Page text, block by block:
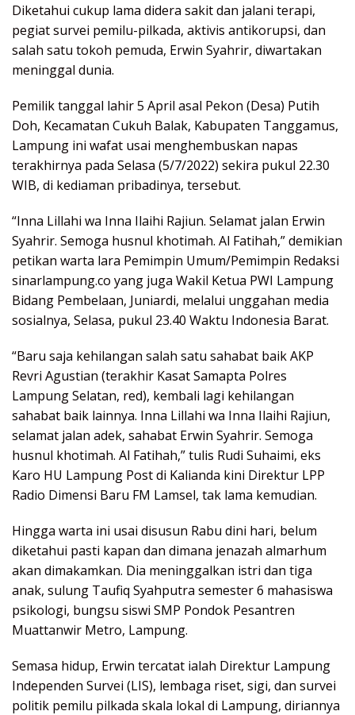
Diketahui cukup lama didera sakit dan jalani terapi,
pegiat survei pemilu-pilkada, aktivis antikorupsi, dan
salah satu tokoh pemuda, Erwin Syahrir, diwartakan
meninggal dunia.
Pemilik tanggal lahir 5 April asal Pekon (Desa) Putih
Doh, Kecamatan Cukuh Balak, Kabupaten Tanggamus,
Lampung ini wafat usai menghembuskan napas
terakhirnya pada Selasa (5/7/2022) sekira pukul 22.30
WIB, di kediaman pribadinya, tersebut.
“Inna Lillahi wa Inna Ilaihi Rajiun. Selamat jalan Erwin
Syahrir. Semoga husnul khotimah. Al Fatihah,” demikian
petikan warta lara Pemimpin Umum/Pemimpin Redaksi
sinarlampung.co yang juga Wakil Ketua PWI Lampung
Bidang Pembelaan, Juniardi, melalui unggahan media
sosialnya, Selasa, pukul 23.40 Waktu Indonesia Barat.
“Baru saja kehilangan salah satu sahabat baik AKP
Revri Agustian (terakhir Kasat Samapta Polres
Lampung Selatan, red), kembali lagi kehilangan
sahabat baik lainnya. Inna Lillahi wa Inna Ilaihi Rajiun,
selamat jalan adek, sahabat Erwin Syahrir. Semoga
husnul khotimah. Al Fatihah,” tulis Rudi Suhaimi, eks
Karo HU Lampung Post di Kalianda kini Direktur LPP
Radio Dimensi Baru FM Lamsel, tak lama kemudian.
Hingga warta ini usai disusun Rabu dini hari, belum
diketahui pasti kapan dan dimana jenazah almarhum
akan dimakamkan. Dia meninggalkan istri dan tiga
anak, sulung Taufiq Syahputra semester 6 mahasiswa
psikologi, bungsu siswi SMP Pondok Pesantren
Muattanwir Metro, Lampung.
Semasa hidup, Erwin tercatat ialah Direktur Lampung
Independen Survei (LIS), lembaga riset, sigi, dan survei
politik pemilu pilkada skala lokal di Lampung, diriannya